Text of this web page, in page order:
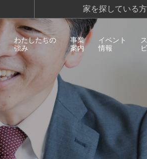
家を探している
わたしたちの
強み
事業
案内
イベント
情報